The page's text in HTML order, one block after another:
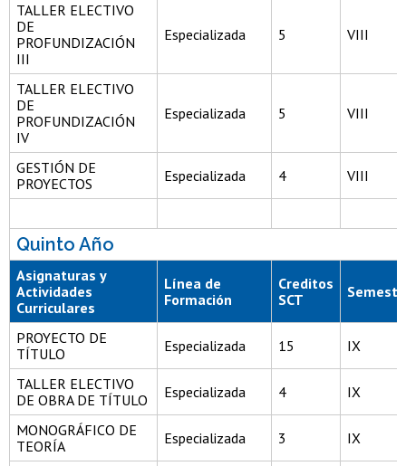
TALLER ELECTIVO
DE
PROFUNDIZACIÓN
III
Especializada 5 VIII
TALLER ELECTIVO
DE
PROFUNDIZACIÓN
IV
Especializada 5 VIII
GESTIÓN DE
PROYECTOS
Especializada 4 VIII
Quinto Año
Asignaturas y
Actividades
Curriculares
Línea de
Formación
Creditos
SCT
PROYECTO DE
TÍTULO
Especializada 15 IX
TALLER ELECTIVO
DE OBRA DE TÍTULO
Especializada 4 IX
MONOGRÁFICO DE
TEORÍA
Especializada 3 IX